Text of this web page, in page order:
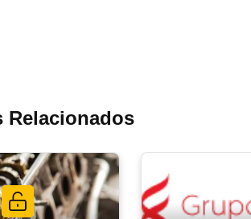
Relacionados